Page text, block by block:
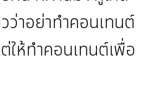
ว่าอย่าทำคอนเทนต์
ให้ทำคอนเทนต์เพื่อ